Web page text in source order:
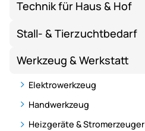
Technik für Haus & Hof
Stall- & Tierzuchtbedarf
Werkzeug & Werkstatt
Elektrowerkzeug
Handwerkzeug
Heizgeräte & Stromerzeuger